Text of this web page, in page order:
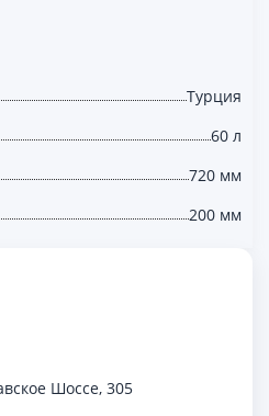
Турция
60 л
720 мм
200 мм
Шоссе, 305